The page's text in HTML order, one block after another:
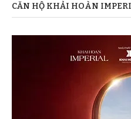
CĂN HỘ KHẢI HOÀN